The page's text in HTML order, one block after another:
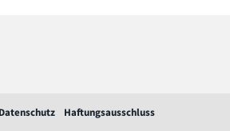
Datenschutz Haftungsausschluss